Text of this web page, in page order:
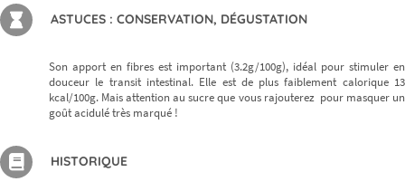
ASTUCES : CONSERVATION, DÉGUSTATION
Son apport en fibres est important (3.2g/100g), idéal pour stimuler en
douceur le transit intestinal. Elle est de plus faiblement calorique 13
kcal/100g. Mais attention au sucre que vous rajouterez pour masquer un
goût acidulé très marqué !
HISTORIQUE